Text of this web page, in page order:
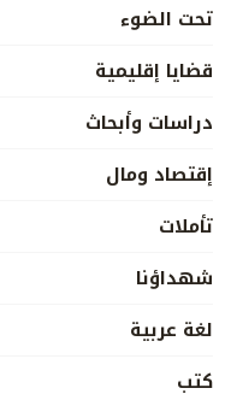
تحت الضوء
قضايا إقليمية
دراسات وأبحاث
إقتصاد ومال
تأملات
شهداؤنا
لغة عربية
كتب